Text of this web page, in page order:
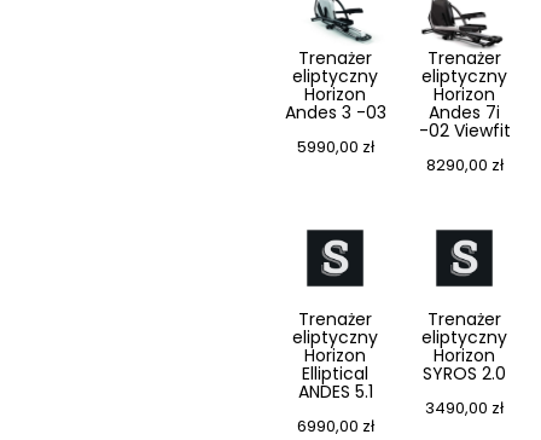
Trenażer
eliptyczny
Horizon
Andes 3 -03
5990,00 zł
Trenażer
eliptyczny
Horizon
Andes 7i
-02 Viewfit
8290,00 zł
Trenażer
eliptyczny
Horizon
Elliptical
ANDES 5.1
6990,00 zł
Trenażer
eliptyczny
Horizon
SYROS 2.0
3490,00 zł